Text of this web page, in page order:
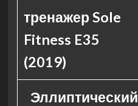
тренажер Sole
Fitness E35
(2019)
Эллиптический